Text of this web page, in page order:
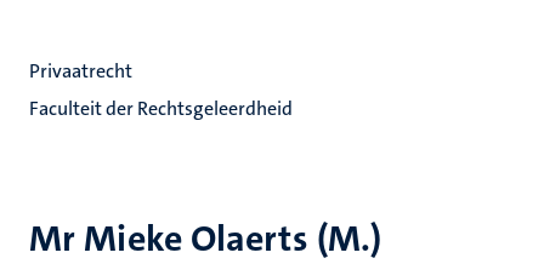
Mr Mieke Olaerts (M.)
Privaatrecht
Faculteit der Rechtsgeleerdheid